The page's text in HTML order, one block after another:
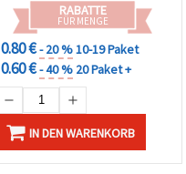
RABATTE
FÜR MENGE
0.80 €- 20 %10-19 Paket
0.60 €- 40 % 20 Paket +
IN DEN WARENKORB